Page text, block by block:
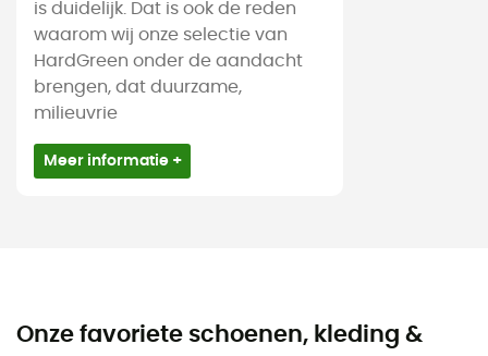
is duidelijk. Dat is ook de reden
waarom wij onze selectie van
HardGreen onder de aandacht
brengen, dat duurzame,
milieuvrie
Meer informatie +
Onze favoriete schoenen, kleding &